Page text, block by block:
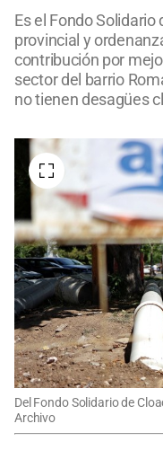
Es el Fondo
provincial y
contribución por
sector del barrio
no tienen desagües
Del Fondo Solidario de
Archivo